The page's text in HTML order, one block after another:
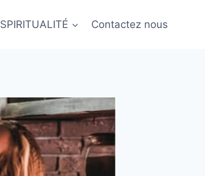
SPIRITUALITÉ Contactez nous